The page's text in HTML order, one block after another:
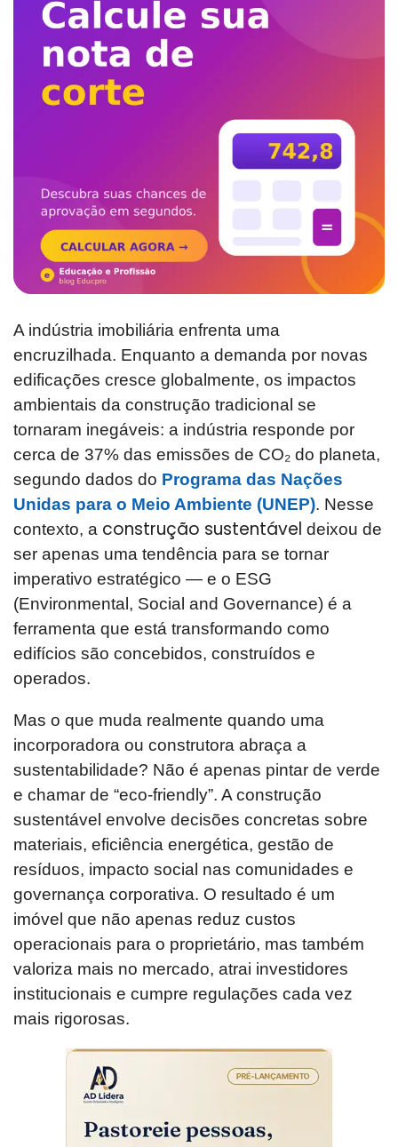
A indústria imobiliária enfrenta uma
encruzilhada. Enquanto a demanda por novas
edificações cresce globalmente, os impactos
ambientais da construção tradicional se
tornaram inegáveis: a indústria responde por
cerca de 37% das emissões de CO₂ do planeta,
segundo dados do Programa das Nações
Unidas para o Meio Ambiente (UNEP). Nesse
contexto, a construção sustentável deixou de
ser apenas uma tendência para se tornar
imperativo estratégico — e o ESG
(Environmental, Social and Governance) é a
ferramenta que está transformando como
edifícios são concebidos, construídos e
operados.
Mas o que muda realmente quando uma
incorporadora ou construtora abraça a
sustentabilidade? Não é apenas pintar de verde
e chamar de “eco-friendly”. A construção
sustentável envolve decisões concretas sobre
materiais, eficiência energética, gestão de
resíduos, impacto social nas comunidades e
governança corporativa. O resultado é um
imóvel que não apenas reduz custos
operacionais para o proprietário, mas também
valoriza mais no mercado, atrai investidores
institucionais e cumpre regulações cada vez
mais rigorosas.